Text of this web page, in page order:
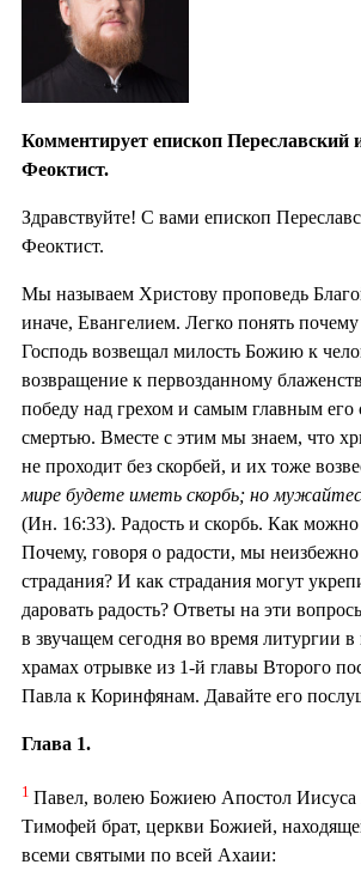
Комментирует епископ Переславский
Феоктист.
Здравствуйте! С вами епископ
Феоктист.
Мы называем Христову проповедь
иначе, Евангелием. Легко понять
Господь возвещал милость Божию к
возвращение к первозданному
победу над грехом и самым главным
смертью. Вместе с этим мы знаем, что
не проходит без скорбей, и их тоже
мире будете иметь скорбь; но
(Ин. 16:33). Радость и скорбь. Как можно
Почему, говоря о радости, мы
страдания? И как страдания могут
даровать радость? Ответы на эти
в звучащем сегодня во время литургии
храмах отрывке из 1-й главы Второго
Павла к Коринфянам. Давайте его
Глава 1.
1 Павел, волею Божиею Апостол Иисуса
Тимофей брат, церкви Божией,
всеми святыми по всей Ахаии: